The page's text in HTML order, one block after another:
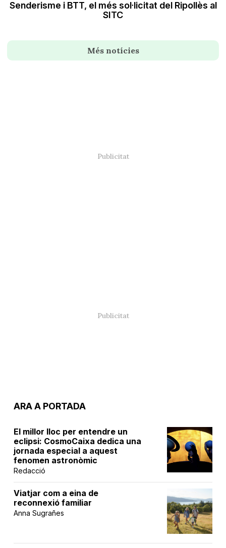
Senderisme i BTT, el més sol·licitat del Ripollès al
SITC
Més notícies
ARA A PORTADA
El millor lloc per entendre un
eclipsi: CosmoCaixa dedica una
jornada especial a aquest
fenomen astronòmic
Redacció
Viatjar com a eina de
reconnexió familiar
Anna Sugrañes